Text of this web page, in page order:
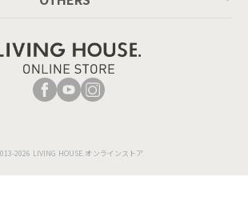
2026 LIVING HOUSE.オンラインストア.